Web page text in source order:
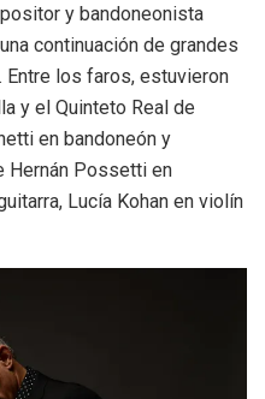
y bandoneonista
continuación de grandes
los faros, estuvieron
y el Quinteto Real de
en bandoneón y
Hernán Possetti en
Lucía Kohan en violín